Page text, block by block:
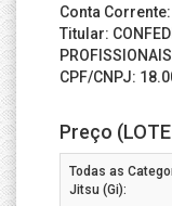
Conta
Titular:
PROFISSIONAIS
CPF/CNPJ:
Preço
Todas as
Jitsu (Gi):